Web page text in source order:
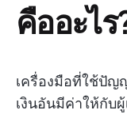
คืออะไร
เครื่องมือที่ใช้ปัญ
เงินอันมีค่าให้กับ